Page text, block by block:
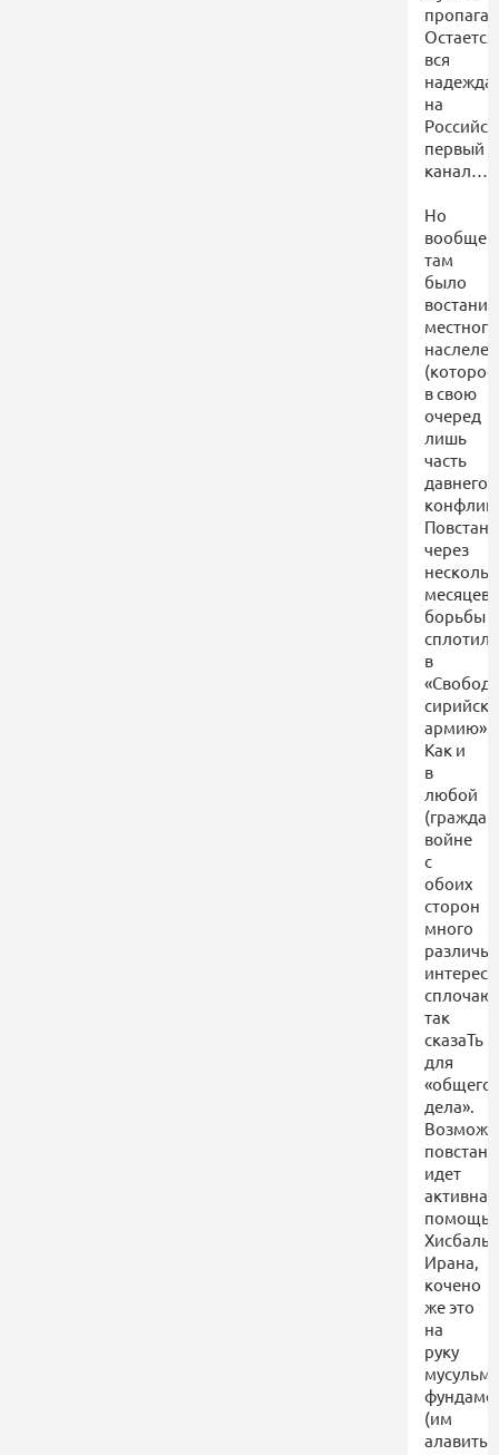
Остается
вся
надежда
на
первый
канал…
Но
вообще
там
было
востание
местного
(которое
в свою
очеред
лишь
часть
давнего
через
месяцев
борьбы
в
армию».
Как и
в
любой
войне
с
обоих
сторон
много
так
сказаТь
для
«общего
дела».
идет
активная
помощь
Хисбалы,
Ирана,
кочено
же это
на
руку
(им
алавиты